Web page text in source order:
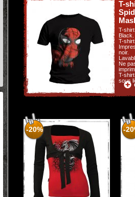
T-
T-
Black.
T-
noir.
Ne
T-
sous
-20% -